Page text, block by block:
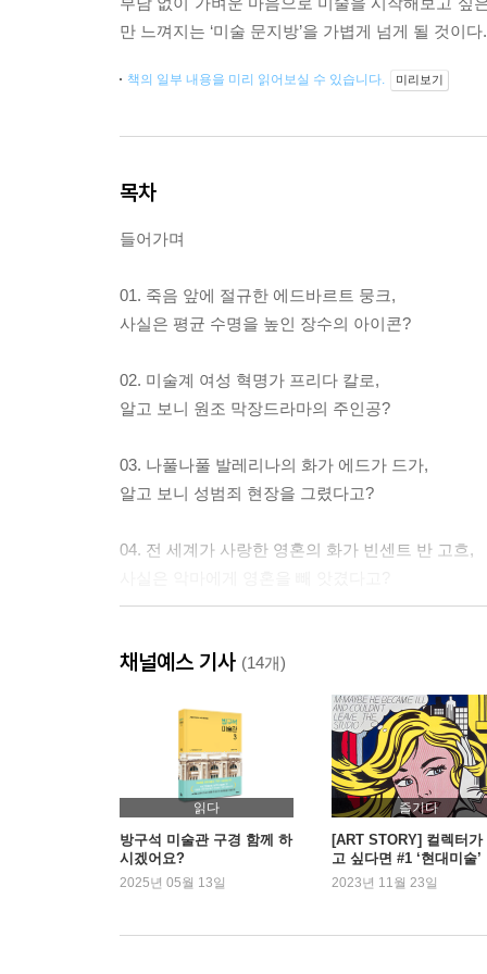
만 느껴지는 ‘미술 문지방’을 가볍게 넘게 될 것이다.
책의 일부 내용을 미리 읽어보실 수 있습니다. 미리보기
목차
들어가며
01. 죽음 앞에 절규한 에드바르트 뭉크,
사실은 평균 수명을 높인 장수의 아이콘?
02. 미술계 여성 혁명가 프리다 칼로,
알고 보니 원조 막장드라마의 주인공?
03. 나풀나풀 발레리나의 화가 에드가 드가,
알고 보니 성범죄 현장을 그렸다고?
04. 전 세계가 사랑한 영혼의 화가 빈센트 반 고흐,
사실은 테러를 일삼은 희대의 반항아?
06. 19금 드로잉의 대가 에곤 실레,
사실은 둘째가라면 서러운 순수 지존?
07. 자연의 삶을 동경했던 폴 고갱,
알고 보니 원조 퇴사학교 선배?
08. 그림은 아는데 이름은 모르는 에두아르 마네,
채널예스 기사 (14개)
읽다
방구석 미술관 구경 함께 하
시겠어요?
2025년 05월 13일
즐기다
[ART STORY] 컬렉터가
고 싶다면 #1 ‘현대미술’
렵나요?
2023년 11월 23일